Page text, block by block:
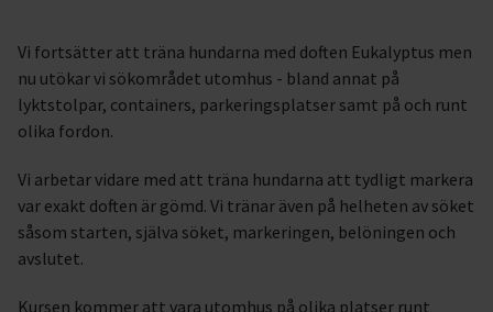
Vi fortsätter att träna hundarna med doften Eukalyptus men
nu utökar vi sökområdet utomhus - bland annat på
lyktstolpar, containers, parkeringsplatser samt på och runt
olika fordon.
Vi arbetar vidare med att träna hundarna att tydligt markera
var exakt doften är gömd. Vi tränar även på helheten av söket
såsom starten, själva söket, markeringen, belöningen och
avslutet.
Kursen kommer att vara utomhus på olika platser runt